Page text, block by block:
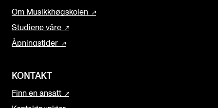
Om Musikkhøgskolen
Studiene våre
Åpningstider
KONTAKT
Finn en ansatt